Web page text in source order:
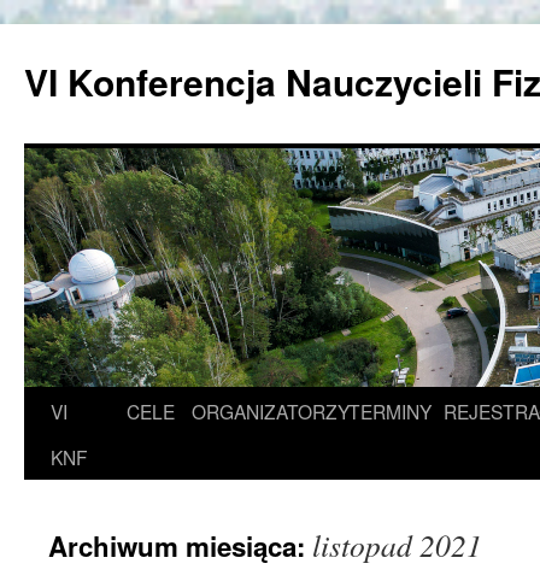
treści
VI Konferencja Nauczycieli
VI
KNF
CELE ORGANIZATORZYTERMINY
Archiwum miesiąca: listopad 2021